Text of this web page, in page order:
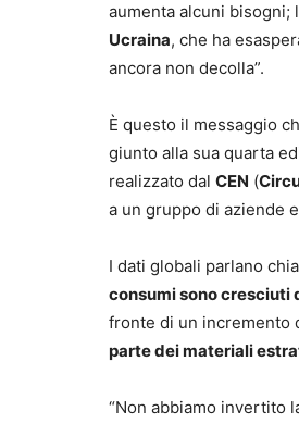
aumenta alcuni bisogni;
Ucraina, che ha
ancora non decolla”.
È questo il messaggio
giunto alla sua quarta
realizzato dal CEN (
a un gruppo di aziende
I dati globali parlano
consumi sono cresciuti
fronte di un incremento
parte dei materiali
“Non abbiamo invertito